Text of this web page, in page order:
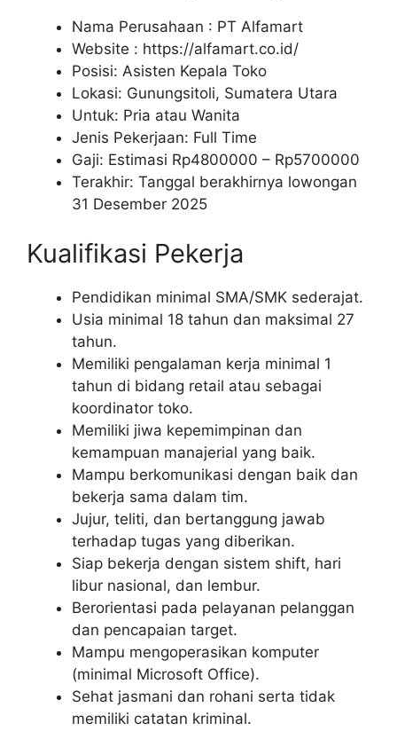
Nama Perusahaan : PT Alfamart
Website : https://alfamart.co.id/
Posisi: Asisten Kepala Toko
Lokasi: Gunungsitoli, Sumatera Utara
Untuk: Pria atau Wanita
Jenis Pekerjaan: Full Time
Gaji: Estimasi Rp4800000 – Rp5700000
Terakhir: Tanggal berakhirnya lowongan
31 Desember 2025
Kualifikasi Pekerja
Pendidikan minimal SMA/SMK sederajat.
Usia minimal 18 tahun dan maksimal 27
tahun.
Memiliki pengalaman kerja minimal 1
tahun di bidang retail atau sebagai
koordinator toko.
Memiliki jiwa kepemimpinan dan
kemampuan manajerial yang baik.
Mampu berkomunikasi dengan baik dan
bekerja sama dalam tim.
Jujur, teliti, dan bertanggung jawab
terhadap tugas yang diberikan.
Siap bekerja dengan sistem shift, hari
libur nasional, dan lembur.
Berorientasi pada pelayanan pelanggan
dan pencapaian target.
Mampu mengoperasikan komputer
(minimal Microsoft Office).
Sehat jasmani dan rohani serta tidak
memiliki catatan kriminal.